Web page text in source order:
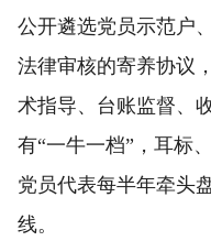
公开遴选党员示范户
法律审核的寄养协议
术指导、台账监督、
有“一牛一档”，耳标
党员代表每半年牵头
线。